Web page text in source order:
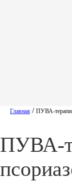
Главная / ПУВА-
ПУВА-